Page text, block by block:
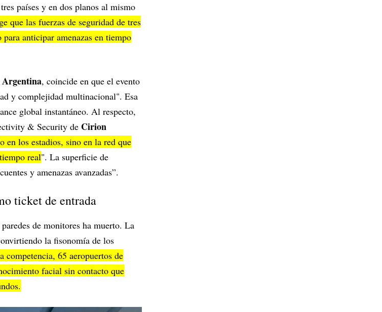
países y en dos planos al mismo
que las fuerzas de seguridad de tres
anticipar amenazas en tiempo
, coincide en que el evento
y complejidad multinacional". Esa
global instantáneo. Al respecto,
& Security de Cirion
en los estadios, sino en la red que
real". La superficie de
y amenazas avanzadas”.
ticket de entrada
de monitores ha muerto. La
la fisonomía de los
competencia, 65 aeropuertos de
facial sin contacto que